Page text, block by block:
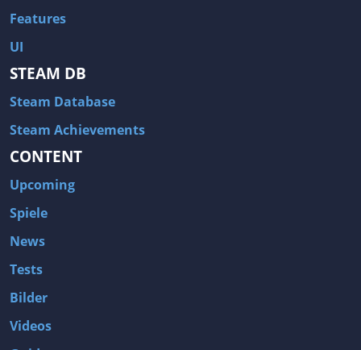
Features
UI
STEAM DB
Steam Database
Steam Achievements
CONTENT
Upcoming
Spiele
News
Tests
Bilder
Videos